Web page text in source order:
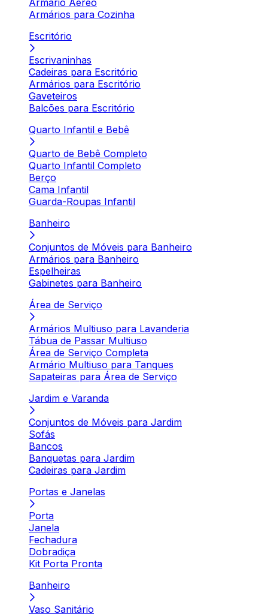
Armário Aéreo
Armários para Cozinha
Escritório
Escrivaninhas
Cadeiras para Escritório
Armários para Escritório
Gaveteiros
Balcões para Escritório
Quarto Infantil e Bebê
Quarto de Bebê Completo
Quarto Infantil Completo
Berço
Cama Infantil
Guarda-Roupas Infantil
Banheiro
Conjuntos de Móveis para Banheiro
Armários para Banheiro
Espelheiras
Gabinetes para Banheiro
Área de Serviço
Armários Multiuso para Lavanderia
Tábua de Passar Multiuso
Área de Serviço Completa
Armário Multiuso para Tanques
Sapateiras para Área de Serviço
Jardim e Varanda
Conjuntos de Móveis para Jardim
Sofás
Bancos
Banquetas para Jardim
Cadeiras para Jardim
Portas e Janelas
Porta
Janela
Fechadura
Dobradiça
Kit Porta Pronta
Banheiro
Vaso Sanitário